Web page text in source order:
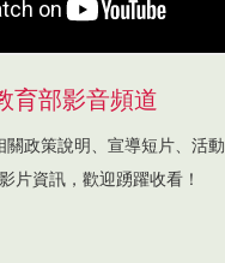
育部影音頻道
關政策說明、宣導短片、活動
片資訊，歡迎踴躍收看！